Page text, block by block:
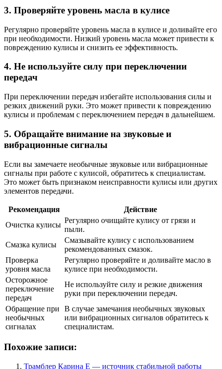
3. Проверяйте уровень масла в кулисе
Регулярно проверяйте уровень масла в кулисе и доливайте его
при необходимости. Низкий уровень масла может привести к
повреждению кулисы и снизить ее эффективность.
4. Не используйте силу при переключении
передач
При переключении передач избегайте использования силы и
резких движений руки. Это может привести к повреждению
кулисы и проблемам с переключением передач в дальнейшем.
5. Обращайте внимание на звуковые и
вибрационные сигналы
Если вы замечаете необычные звуковые или вибрационные
сигналы при работе с кулисой, обратитесь к специалистам.
Это может быть признаком неисправности кулисы или других
элементов передачи.
Рекомендация
Действие
Очистка кулисы
Регулярно очищайте кулису от грязи и
пыли.
Смазка кулисы
Смазывайте кулису с использованием
рекомендованных смазок.
Проверка
уровня масла
Регулярно проверяйте и доливайте масло в
кулисе при необходимости.
Осторожное
переключение
передач
Не используйте силу и резкие движения
руки при переключении передач.
Обращение при
необычных
сигналах
В случае замечания необычных звуковых
или вибрационных сигналов обратитесь к
специалистам.
Похожие записи:
Трамблер Карина Е — источник стабильной работы